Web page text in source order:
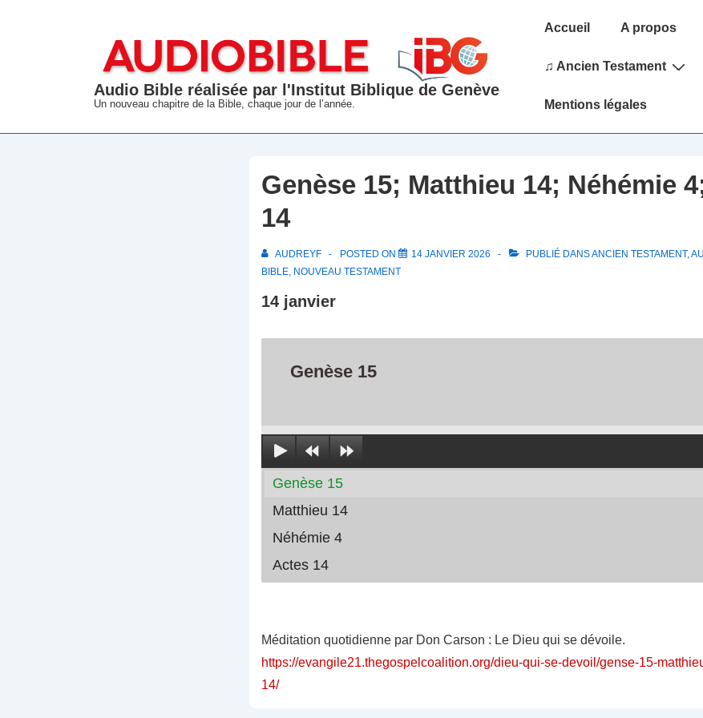
Audio Bible réalisée par l'Institut Biblique de Genève
Un nouveau chapitre de la Bible, chaque jour de l’année.
Main
Accueil A propos
♫ Ancien Testament
Mentions légales
Genèse 15; Matthieu 14; Néhémie
14
AUDREYF POSTED ON 14 JANVIER 2026 PUBLIÉ DANSANCIEN TESTAMENT,
BIBLE, NOUVEAU TESTAMENT
14 janvier
Genèse 15
Genèse 15
Matthieu 14
Néhémie 4
Actes 14
Méditation quotidienne par Don Carson : Le Dieu qui se dévoile.
https://evangile21.thegospelcoalition.org/dieu-qui-se-devoil/gense-15-
14/